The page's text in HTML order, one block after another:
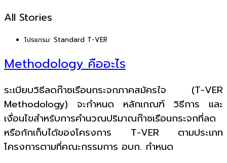
All Stories
โปรแกรม: Standard T-VER
Methodology คืออะไร
ระเบียบวิธีลดก๊าซเรือนกระจกภาคสมัครใจ (T-VER
Methodology) จะกำหนด หลักเกณฑ์ วิธีการ และ
เงื่อนไขสำหรับการคำนวณปริมาณก๊าซเรือนกระจกที่ลด
หรือกักเก็บได้ของโครงการ T-VER ตามประเภท
โครงการตามที่คณะกรรมการ อบก. กำหนด